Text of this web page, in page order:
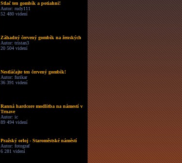
Stlač ten gombík a potiahni!
Autor: rudy111
52 480 videní
Záhadný červený gombík na ženských
Autor: tristan3
20 504 videní
Nestláčajte ten červený gombík!
Autor: furikar
36 391 videní
Ranná hardcore modlitba na námestí v
Trnave
Autor: ic
89 494 videní
Pražský orloj - Staroměstské náměstí
Autor: fotograf
6 281 videní